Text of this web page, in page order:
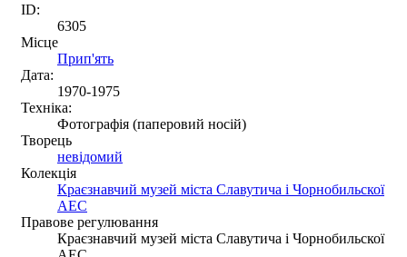
ID:
6305
Місце
Прип'ять
Дата:
1970-1975
Техніка:
Фотографія (паперовий носій)
Творець
невідомий
Колекція
Краєзнавчий музей міста Славутича і Чорнобильскої
АЕС
Правове регулювання
Краєзнавчий музей міста Славутича і Чорнобильскої